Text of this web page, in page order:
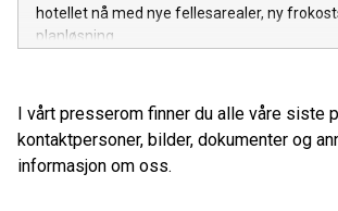
hotellet nå med nye fellesarealer, ny
planløsning.
I vårt presserom finner du alle våre siste
kontaktpersoner, bilder, dokumenter og
informasjon om oss.